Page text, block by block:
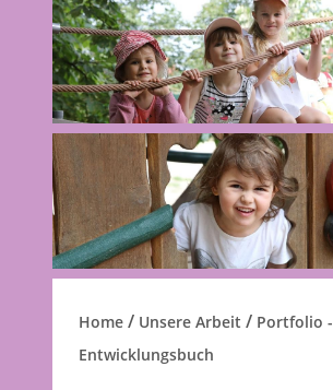
Home / Unsere Arbeit / Portfolio -
Entwicklungsbuch